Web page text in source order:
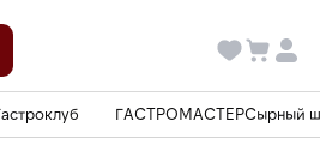
ГАСТРОМАСТЕРСырный